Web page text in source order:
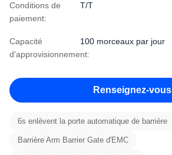
Conditions de
paiement:
T/T
Capacité
d'approvisionnement:
100 morceaux par jour
Renseignez-vous
6s enlèvent la porte automatique de barrière
Barrière Arm Barrier Gate d'EMC